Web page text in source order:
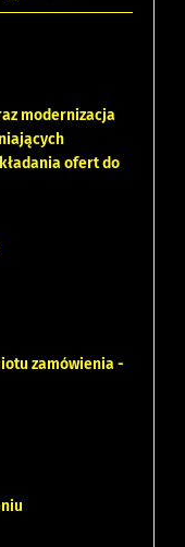
modernizacja
ofert do
zamówienia -